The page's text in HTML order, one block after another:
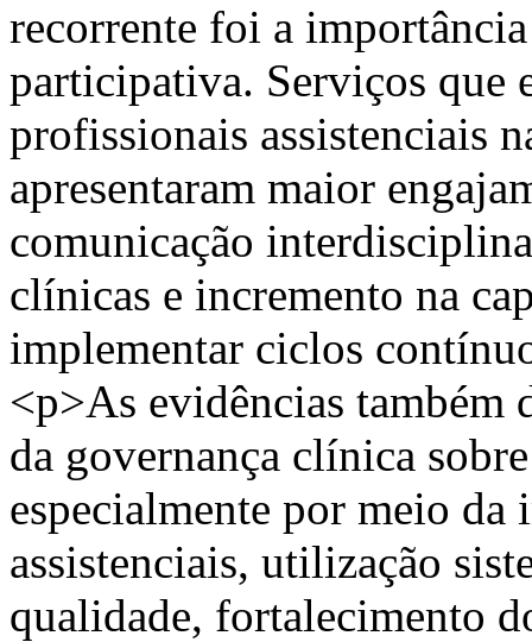
recorrente foi a
participativa. Serviços que
profissionais assistenciais
apresentaram maior
comunicação
clínicas e incremento na
implementar ciclos
<p>As evidências também
da governança clínica
especialmente por meio
assistenciais, utilização
qualidade, fortalecimento